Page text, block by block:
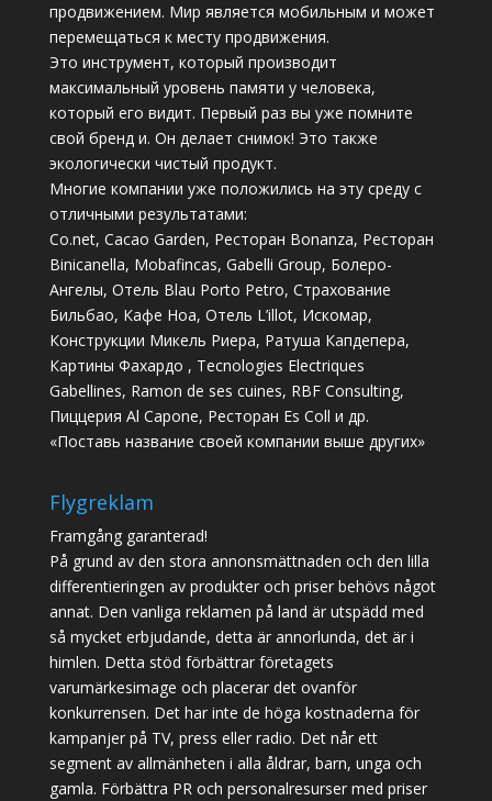
продвижением. Мир является мобильным и может
перемещаться к месту продвижения.
Это инструмент, который производит
максимальный уровень памяти у человека,
который его видит. Первый раз вы уже помните
свой бренд и. Он делает снимок! Это также
экологически чистый продукт.
Многие компании уже положились на эту среду с
отличными результатами:
Co.net, Cacao Garden, Ресторан Bonanza, Ресторан
Binicanella, Mobafincas, Gabelli Group, Болеро-
Ангелы, Отель Blau Porto Petro, Страхование
Бильбао, Кафе Ноа, Отель L’illot, Искомар,
Конструкции Микель Риера, Ратуша Капдепера,
Картины Фахардо , Tecnologies Electriques
Gabellines, Ramon de ses cuines, RBF Consulting,
Пиццерия Al Capone, Ресторан Es Coll и др.
«Поставь название своей компании выше других»
Flygreklam
Framgång garanterad!
På grund av den stora annonsmättnaden och den lilla
differentieringen av produkter och priser behövs något
annat. Den vanliga reklamen på land är utspädd med
så mycket erbjudande, detta är annorlunda, det är i
himlen. Detta stöd förbättrar företagets
varumärkesimage och placerar det ovanför
konkurrensen. Det har inte de höga kostnaderna för
kampanjer på TV, press eller radio. Det når ett
segment av allmänheten i alla åldrar, barn, unga och
gamla. Förbättra PR och personalresurser med priser